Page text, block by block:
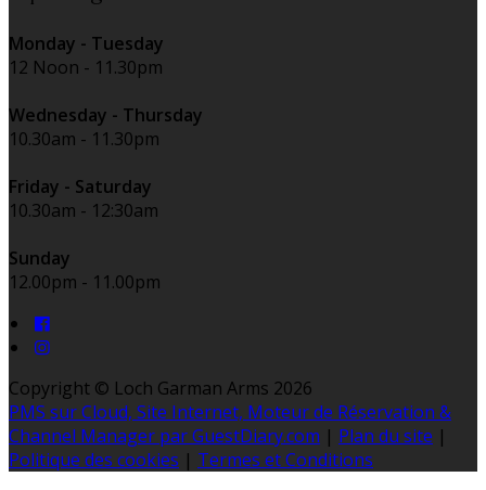
Monday - Tuesday
12 Noon - 11.30pm
Wednesday - Thursday
10.30am - 11.30pm
Friday - Saturday
10.30am - 12:30am
Sunday
12.00pm - 11.00pm
Copyright © Loch Garman Arms 2026
PMS sur Cloud, Site Internet, Moteur de Réservation &
Channel Manager par GuestDiary.com | Plan du site |
Politique des cookies | Termes et Conditions